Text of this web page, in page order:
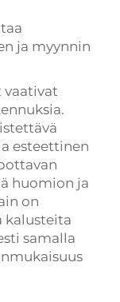
ja myynnin
vaativat
esteettinen
huomion ja
on
kalusteita
samalla